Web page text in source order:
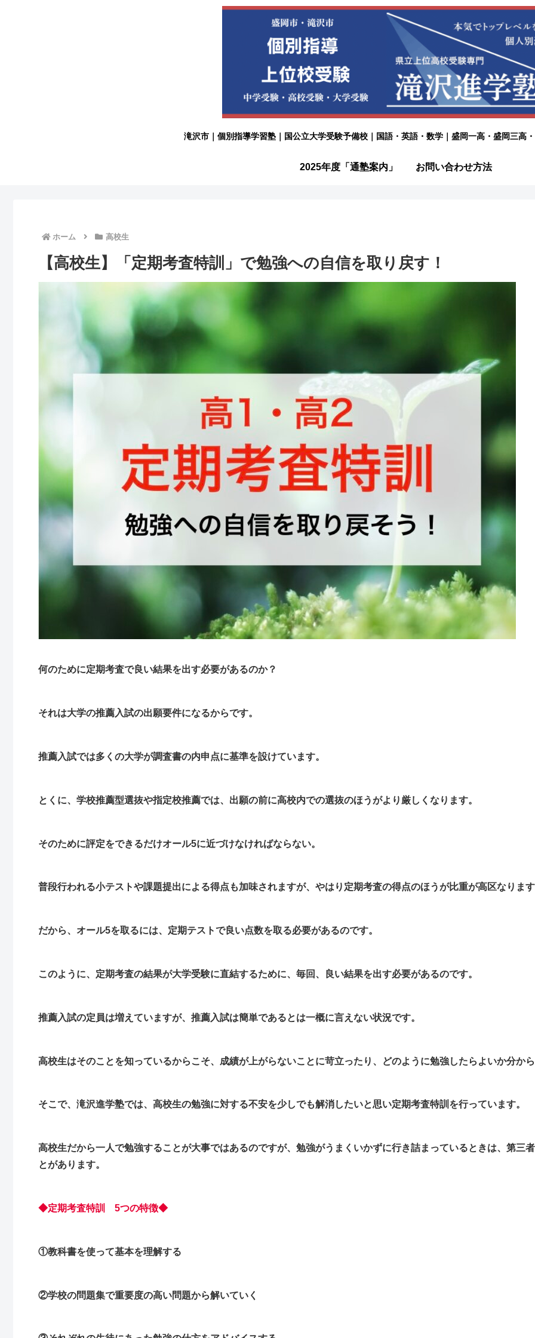
滝沢市｜個別指導学習塾｜国公立大学受験予備校｜国語・英語・数学｜盛岡一高・盛岡三高
2025年度「通塾案内」 お問い合わせ方法
ホーム 高校生
【高校生】「定期考査特訓」で勉強への自信を取り戻す！
何のために定期考査で良い結果を出す必要があるのか？
それは大学の推薦入試の出願要件になるからです。
推薦入試では多くの大学が調査書の内申点に基準を設けています。
とくに、学校推薦型選抜や指定校推薦では、出願の前に高校内での選抜のほうがより厳しくなります。
そのために評定をできるだけオール5に近づけなければならない。
普段行われる小テストや課題提出による得点も加味されますが、やはり定期考査の得点のほうが比重が高区なります
だから、オール5を取るには、定期テストで良い点数を取る必要があるのです。
このように、定期考査の結果が大学受験に直結するために、毎回、良い結果を出す必要があるのです。
推薦入試の定員は増えていますが、推薦入試は簡単であるとは一概に言えない状況です。
高校生はそのことを知っているからこそ、成績が上がらないことに苛立ったり、どのように勉強したらよいか分か
そこで、滝沢進学塾では、高校生の勉強に対する不安を少しでも解消したいと思い定期考査特訓を行っています。
高校生だから一人で勉強することが大事ではあるのですが、勉強がうまくいかずに行き詰まっているときは、第三
とがあります。
◆定期考査特訓 5つの特徴◆
①教科書を使って基本を理解する
②学校の問題集で重要度の高い問題から解いていく